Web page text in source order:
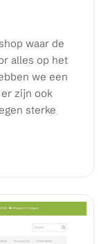
waar de
alles op het
we een
zijn ook
sterke